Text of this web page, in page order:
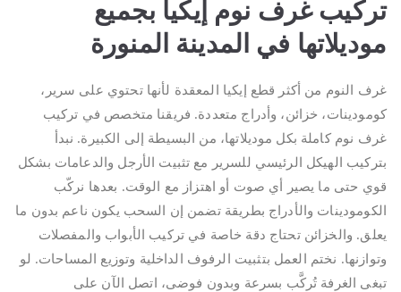
تركيب غرف نوم إيكيا بجميع
موديلاتها في المدينة المنورة
غرف النوم من أكثر قطع إيكيا المعقدة لأنها تحتوي على سرير،
كومودينات، خزائن، وأدراج متعددة. فريقنا متخصص في تركيب
غرف نوم كاملة بكل موديلاتها، من البسيطة إلى الكبيرة. نبدأ
بتركيب الهيكل الرئيسي للسرير مع تثبيت الأرجل والدعامات بشكل
قوي حتى ما يصير أي صوت أو اهتزاز مع الوقت. بعدها نركّب
الكومودينات والأدراج بطريقة تضمن إن السحب يكون ناعم بدون ما
يعلق. والخزائن تحتاج دقة خاصة في تركيب الأبواب والمفصلات
وتوازنها. نختم العمل بتثبيت الرفوف الداخلية وتوزيع المساحات. لو
تبغى الغرفة تُركَّب بسرعة وبدون فوضى، اتصل الآن على